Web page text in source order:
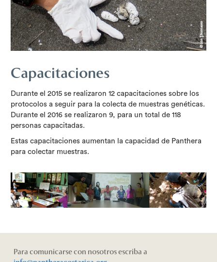
Capacitaciones
Durante el 2015 se realizaron 12 capacitaciones sobre los
protocolos a seguir para la colecta de muestras genéticas.
Durante el 2016 se realizaron 9, para un total de 118
personas capacitadas.
Estas capacitaciones aumentan la capacidad de Panthera
para colectar muestras.
Para comunicarse con nosotros escriba a